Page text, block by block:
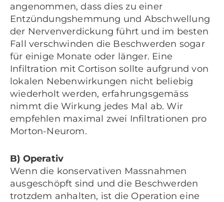
angenommen, dass dies zu einer
Entzündungshemmung und Abschwellung
der Nervenverdickung führt und im besten
Fall verschwinden die Beschwerden sogar
für einige Monate oder länger. Eine
Infiltration mit Cortison sollte aufgrund von
lokalen Nebenwirkungen nicht beliebig
wiederholt werden, erfahrungsgemäss
nimmt die Wirkung jedes Mal ab. Wir
empfehlen maximal zwei Infiltrationen pro
Morton-Neurom.
B) Operativ
Wenn die konservativen Massnahmen
ausgeschöpft sind und die Beschwerden
trotzdem anhalten, ist die Operation eine